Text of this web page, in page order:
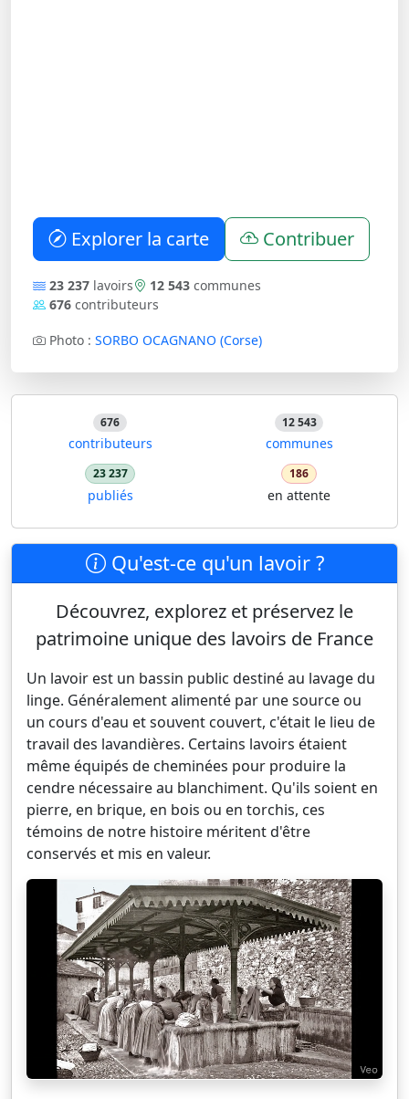
Explorer la carte Contribuer
23 237 lavoirs 12 543 communes
676 contributeurs
Photo : SORBO OCAGNANO (Corse)
676
contributeurs
12 543
communes
23 237
publiés
186
en attente
Qu'est-ce qu'un lavoir ?
Découvrez, explorez et préservez le
patrimoine unique des lavoirs de France
Un lavoir est un bassin public destiné au lavage du
linge. Généralement alimenté par une source ou
un cours d'eau et souvent couvert, c'était le lieu de
travail des lavandières. Certains lavoirs étaient
même équipés de cheminées pour produire la
cendre nécessaire au blanchiment. Qu'ils soient en
pierre, en brique, en bois ou en torchis, ces
témoins de notre histoire méritent d'être
conservés et mis en valeur.